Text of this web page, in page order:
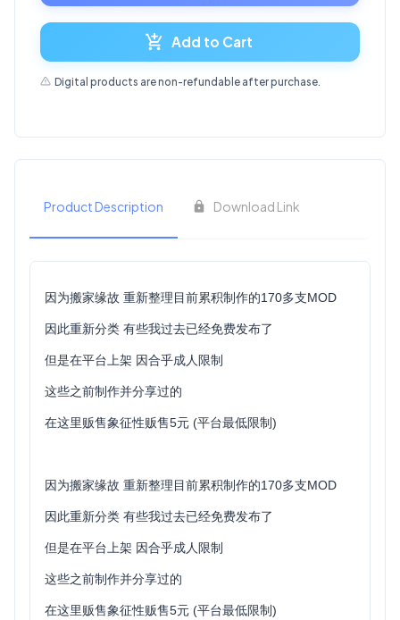
Add to Cart
Digital products are non-refundable after purchase.
Product Description Download Link
因为搬家缘故 重新整理目前累积制作的170多支MOD
因此重新分类 有些我过去已经免费发布了
但是在平台上架 因合乎成人限制
这些之前制作并分享过的
在这里贩售象征性贩售5元 (平台最低限制)
因为搬家缘故 重新整理目前累积制作的170多支MOD
因此重新分类 有些我过去已经免费发布了
但是在平台上架 因合乎成人限制
这些之前制作并分享过的
在这里贩售象征性贩售5元 (平台最低限制)